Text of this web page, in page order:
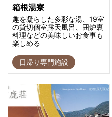
箱根湯寮
趣を凝らした多彩な湯、19室
の貸切個室露天風呂、囲炉裏
料理などの美味しいお食事も
楽しめる
日帰り専門施設